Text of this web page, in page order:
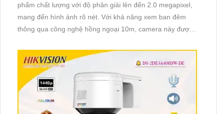
phẩm chất lượng với độ phân giải lên đến 2.0 megapixel,
mang đến hình ảnh rõ nét. Với khả năng xem ban đêm
thông qua công nghệ hồng ngoại 10m, camera này được
camera hoạt động hiệu quả